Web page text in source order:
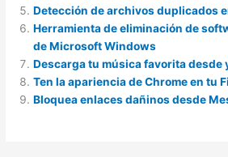
Detección de archivos duplicados
Herramienta de eliminación de
de Microsoft Windows
Descarga tu música favorita desde
Ten la apariencia de Chrome en tu
Bloquea enlaces dañinos desde